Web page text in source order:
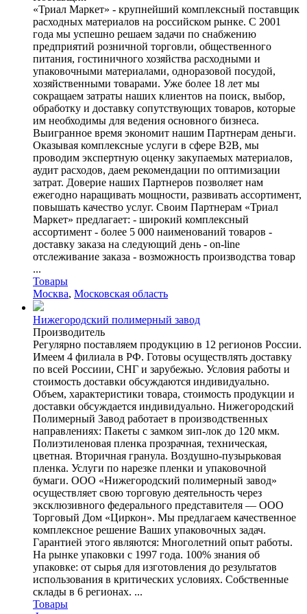
«Триал Маркет» - крупнейший комплексный поставщик
расходных материалов на российском рынке. С 2001
года мы успешно решаем задачи по снабжению
предприятий розничной торговли, общественного
питания, гостиничного хозяйства расходными и
упаковочными материалами, одноразовой посудой,
хозяйственными товарами. Уже более 18 лет мы
сокращаем затраты наших клиентов на поиск, выбор,
обработку и доставку сопутствующих товаров, которые
им необходимы для ведения основного бизнеса.
Выигранное время экономит нашим Партнерам деньги.
Оказывая комплексные услуги в сфере B2B, мы
проводим экспертную оценку закупаемых материалов,
аудит расходов, даем рекомендации по оптимизации
затрат. Доверие наших Партнеров позволяет нам
ежегодно наращивать мощности, развивать ассортимент,
повышать качество услуг. Своим Партнерам «Триал
Маркет» предлагает: - широкий комплексный
ассортимент - более 5 000 наименований товаров -
доставку заказа на следующий день - on-line
отслеживание заказа - возможность производства товар
...
Товары
Москва, Московская область
Нижегородский полимерный завод
Производитель
Регулярно поставляем продукцию в 12 регионов России.
Имеем 4 филиала в РФ. Готовы осуществлять доставку
по всей Россиии, СНГ и зарубежью. Условия работы и
стоимость доставки обсуждаются индивидуально.
Объем, характеристики товара, стоимость продукции и
доставки обсуждается индивидуально. Нижегородский
Полимерный Завод работает в производственных
направлениях: Пакеты с замком зип-лок до 120 мкм.
Полиэтиленовая пленка прозрачная, техническая,
цветная. Вторичная гранула. Воздушно-пузырьковая
пленка. Услуги по нарезке пленки и упаковочной
бумаги. ООО «Нижегородский полимерный завод»
осуществляет свою торговую деятельность через
эксклюзивного федерального представителя — ООО
Торговый Дом «Циркон». Мы предлагаем качественное
комплексное решение Ваших упаковочных задач.
Гарантией этого являются: Многолетний опыт работы.
На рынке упаковки с 1997 года. 100% знания об
упаковке: от сырья для изготовления до результатов
использования в критических условиях. Собственные
склады в 6 регионах. ...
Товары